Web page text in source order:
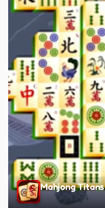
Mahjong Titans